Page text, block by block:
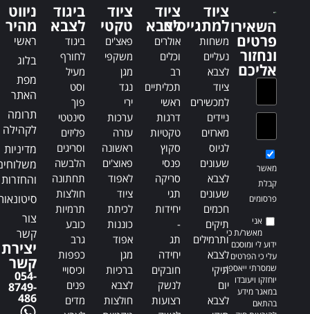
השאירו
פרטים
ונחזור
אליכם
מאשר
קבלת
פרסומים
אני
מאשר/ת כי
ידוע לי ומוסכם
עלי כי הפרטים
שמסרתי ייאספו,
יוחזקו ויעובדו
במאגר מידע
בהתאם
ציוד
למתגייסים
משחות
נעליים
לצבא
ציוד
למכשירים
ניידים
מארזים
לגיוס
שעונים
לצבא
שעונים
חכמים
תיקים
ותרמילים
לצבא
תיקי
יום
לצבא
ציוד
לצבא
אולרים
וכלים
רב
תכליתיים
ראשי
דרגות
טקטיות
סקוץ
פנסי
סריקה
תגי
יחידות
-
תג
יחידה
חובקים
לנשק
רצועות
ציוד
טקטי
פאצ'ים
משקפי
מגן
נגד
ירי
ערכות
עזרה
ראשונה
פאוצ'ים
לאפוד
ציוד
לכיתת
כוננות
אפוד
מגן
ברכיות
לצבא
חולצות
ביגוד
לצבא
ביגוד
לחורף
מעיל
וסט
פוך
סינטטי
פליזים
וסריגים
הלבשה
תחתונה
חולצות
תרמיות
כובע
גרב
כפפות
וכיסויי
פנים
מדים
ניווט
מהיר
ראשי
בלוג
מפת
האתר
תרומה
לקהילה
מדיניות
והחזרות
צור
קשר
יצירת
קשר
054-
8749-
486